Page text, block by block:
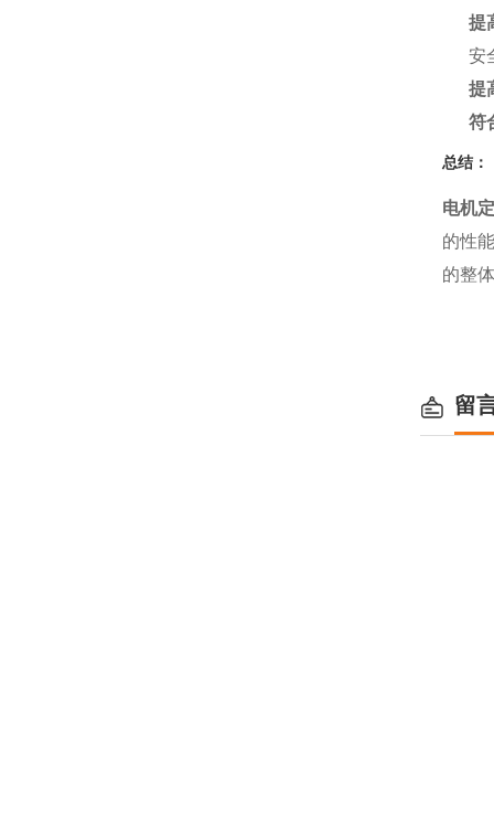
提
安
提
符
总结：
电机
的性
的整
留